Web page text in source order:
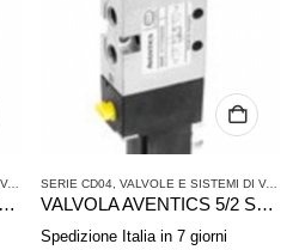
,VALVOLE SINGOLE
VALVOLA AVENTICS 5/2 Serie CD04 5777265302
SERIE CD04 VALVOLE E SISTEMI DI VALVOLE AVENTICS
VALVOLA AVENTICS 5/2 Serie CD04 5777265280
Spedizione Italia in 7 giorni